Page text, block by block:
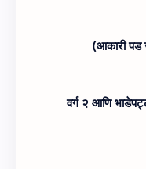
वर्ग २ आणि